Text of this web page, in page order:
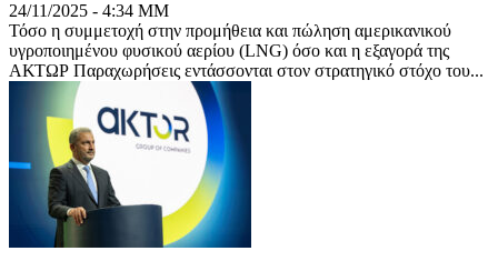
24/11/2025 - 4:34 ΜΜ
Τόσο η συμμετοχή στην προμήθεια και πώληση αμερικανικού
υγροποιημένου φυσικού αερίου (LNG) όσο και η εξαγορά της
ΑΚΤΩΡ Παραχωρήσεις εντάσσονται στον στρατηγικό στόχο του...